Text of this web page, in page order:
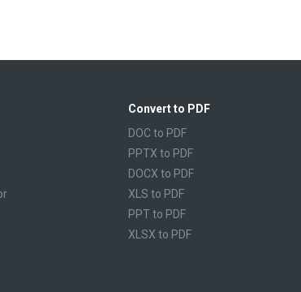
Convert to PDF
DOC to PDF
PPTX to PDF
DOCX to PDF
XLS to PDF
PPT to PDF
XLSX to PDF